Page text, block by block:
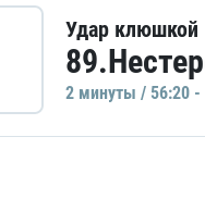
Удар клюшкой
2 минуты / 56:20 -